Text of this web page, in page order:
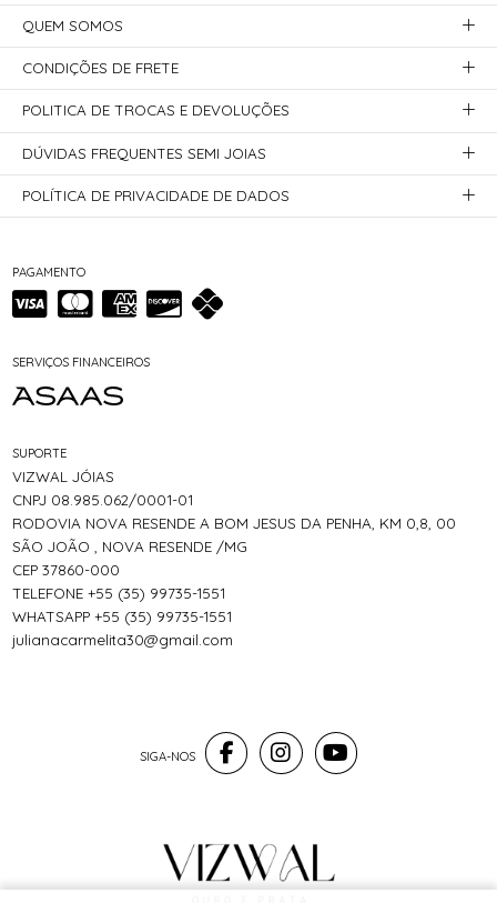
PAGAMENTO
SERVIÇOS FINANCEIROS
SUPORTE
VIZWAL JÓIAS
CNPJ 08.985.062/0001-01
RODOVIA NOVA RESENDE A BOM JESUS DA PENHA, KM 0,8, 00
SÃO JOÃO , NOVA RESENDE /MG
CEP 37860-000
TELEFONE +55 (35) 99735-1551
WHATSAPP +55 (35) 99735-1551
julianacarmelita30@gmail.com
QUEM SOMOS
CONDIÇÕES DE FRETE
POLITICA DE TROCAS E DEVOLUÇÕES
DÚVIDAS FREQUENTES SEMI JOIAS
POLÍTICA DE PRIVACIDADE DE DADOS